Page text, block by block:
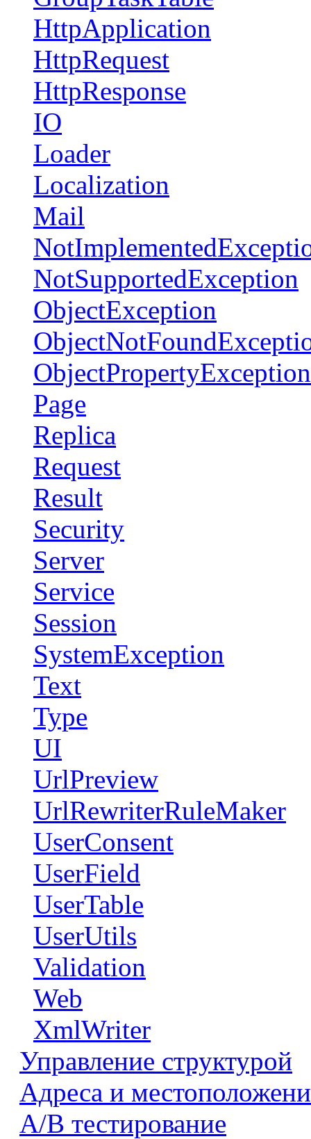
HttpApplication
HttpRequest
HttpResponse
IO
Loader
Localization
Mail
NotSupportedException
ObjectException
ObjectPropertyException
Page
Replica
Request
Result
Security
Server
Service
Session
SystemException
Text
Type
UI
UrlPreview
UrlRewriterRuleMaker
UserConsent
UserField
UserTable
UserUtils
Validation
Web
XmlWriter
Управление структурой
Адреса и
А/В тестирование